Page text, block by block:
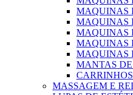
MAQUINAS
MAQUINAS
MAQUINAS
MAQUINAS
MAQUINAS
MANTAS
MASSAGEM E